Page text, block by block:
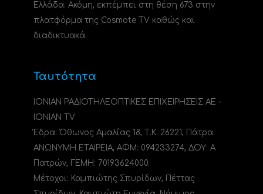
Ελλάδα. Ακόμη, εκπέμπει στη θέση 673 στην
πλατφόρμα της Cosmote TV καθώς και
διαδικτυακά.
Ταυτότητα
ΙΟΝΙΑΝ ΡΑΔΙΟΤΗΛΕΟΠΤΙΚΕΣ ΕΠΙΧΕΙΡΗΣΕΙΣ ΑΕ -
IONIAN TV
Έδρα: Όθωνος Αμαλίας 18, Τ.Κ. 26221, Πάτρα.
ΑΝΩΝΥΜΗ ΕΤΑΙΡΕΙΑ, ΑΦΜ: 094233274, ΔΟΥ: A
Πατρών, ΓΕΜΗ: 70193624000.
Μέτοχοι: Καμπιώτης Σπυρίδων, Πέττας